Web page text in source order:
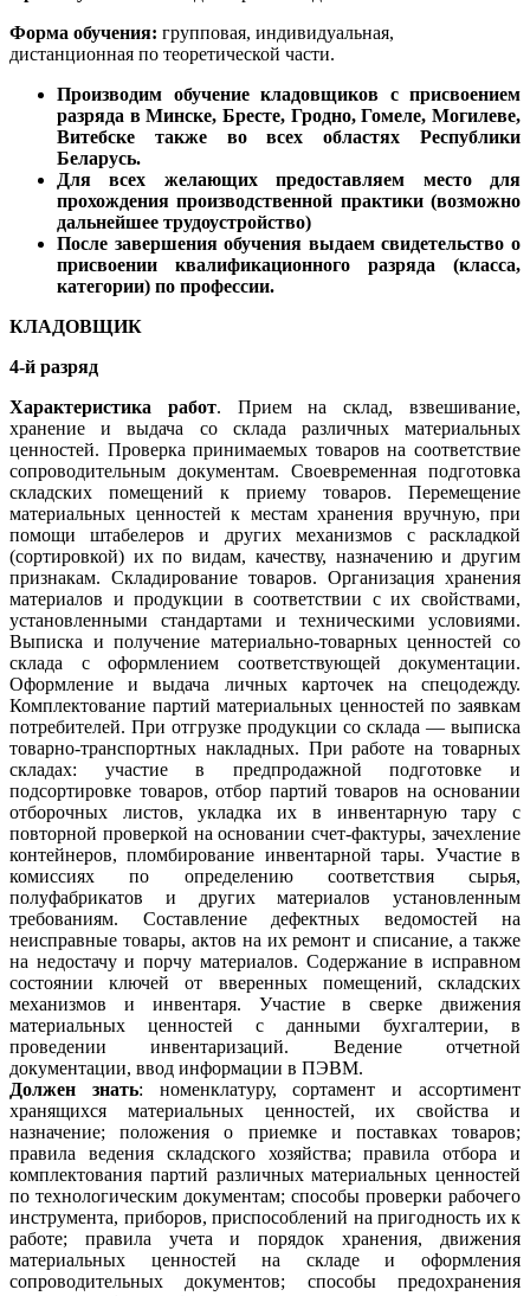
Форма обучения: групповая, индивидуальная,
дистанционная по теоретической части.
Производим обучение кладовщиков с присвоением
разряда в Минске, Бресте, Гродно, Гомеле, Могилеве,
Витебске также во всех областях Республики
Беларусь.
Для всех желающих предоставляем место для
прохождения производственной практики (возможно
дальнейшее трудоустройство)
После завершения обучения выдаем свидетельство о
присвоении квалификационного разряда (класса,
категории) по профессии.
КЛАДОВЩИК
4-й разряд
Характеристика работ. Прием на склад, взвешивание,
хранение и выдача со склада различных материальных
ценностей. Проверка принимаемых товаров на соответствие
сопроводительным документам. Своевременная подготовка
складских помещений к приему товаров. Перемещение
материальных ценностей к местам хранения вручную, при
помощи штабелеров и других механизмов с раскладкой
(сортировкой) их по видам, качеству, назначению и другим
признакам. Складирование товаров. Организация хранения
материалов и продукции в соответствии с их свойствами,
установленными стандартами и техническими условиями.
Выписка и получение материально-товарных ценностей со
склада с оформлением соответствующей документации.
Оформление и выдача личных карточек на спецодежду.
Комплектование партий материальных ценностей по заявкам
потребителей. При отгрузке продукции со склада — выписка
товарно-транспортных накладных. При работе на товарных
складах: участие в предпродажной подготовке и
подсортировке товаров, отбор партий товаров на основании
отборочных листов, укладка их в инвентарную тару с
повторной проверкой на основании счет-фактуры, зачехление
контейнеров, пломбирование инвентарной тары. Участие в
комиссиях по определению соответствия сырья,
полуфабрикатов и других материалов установленным
требованиям. Составление дефектных ведомостей на
неисправные товары, актов на их ремонт и списание, а также
на недостачу и порчу материалов. Содержание в исправном
состоянии ключей от вверенных помещений, складских
механизмов и инвентаря. Участие в сверке движения
материальных ценностей с данными бухгалтерии, в
проведении инвентаризаций. Ведение отчетной
документации, ввод информации в ПЭВМ.
Должен знать: номенклатуру, сортамент и ассортимент
хранящихся материальных ценностей, их свойства и
назначение; положения о приемке и поставках товаров;
правила ведения складского хозяйства; правила отбора и
комплектования партий различных материальных ценностей
по технологическим документам; способы проверки рабочего
инструмента, приборов, приспособлений на пригодность их к
работе; правила учета и порядок хранения, движения
материальных ценностей на складе и оформления
сопроводительных документов; способы предохранения